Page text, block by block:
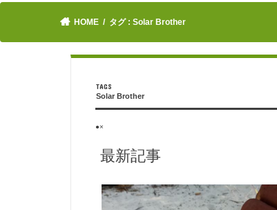
HOME タグ : Solar Brother
Solar Brother
●×
最新記事